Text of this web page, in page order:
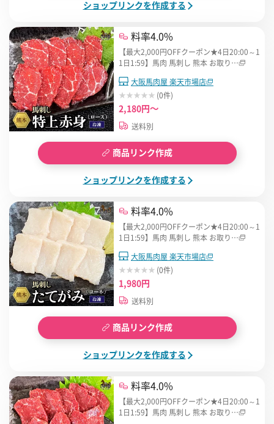
ショップリンクを作成する
料率4.0%
【最大2,000円OFFクーポン★4日20:00～1
1日1:59】馬肉 馬刺し 熊本 お取り…
大阪馬肉屋 楽天市場店
(0件)
2,180円～
送料別
商品リンク作成
ショップリンクを作成する
料率4.0%
【最大2,000円OFFクーポン★4日20:00～1
1日1:59】馬肉 馬刺し 熊本 お取り…
大阪馬肉屋 楽天市場店
(0件)
1,980円
送料別
商品リンク作成
ショップリンクを作成する
料率4.0%
【最大2,000円OFFクーポン★4日20:00～1
1日1:59】馬肉 馬刺し 熊本 お取り…